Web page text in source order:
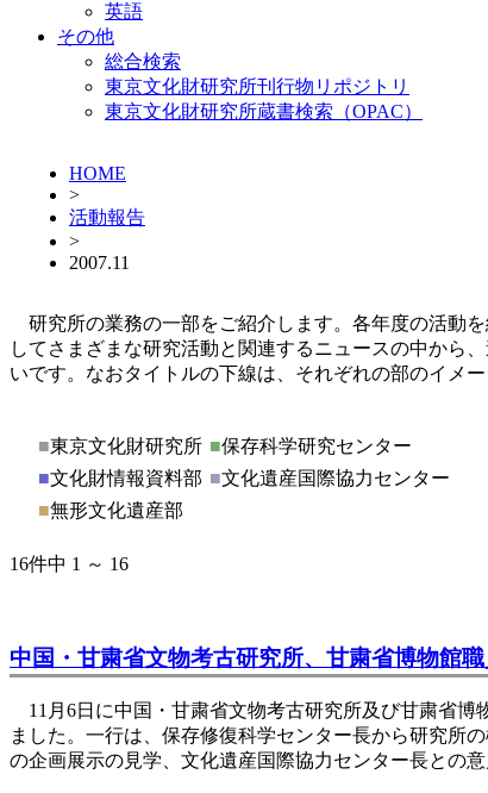
英語
その他
総合検索
東京文化財研究所刊行物リポジトリ
東京文化財研究所蔵書検索（OPAC）
HOME
>
活動報告
>
2007.11
研究所の業務の一部をご紹介します。各年度の活動
してさまざまな研究活動と関連するニュースの中から
いです。なおタイトルの下線は、それぞれの部のイメー
■東京文化財研究所 ■保存科学研究センター
■文化財情報資料部 ■文化遺産国際協力センター
■無形文化遺産部
16件中 1 ～ 16
中国・甘粛省文物考古研究所、甘粛省博物館
11月6日に中国・甘粛省文物考古研究所及び甘粛省博
ました。一行は、保存修復科学センター長から研究所
の企画展示の見学、文化遺産国際協力センター長との意